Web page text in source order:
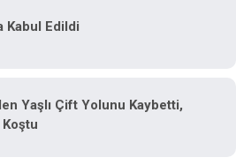
Kabul Edildi
Yaşlı Çift Yolunu Kaybetti,
Koştu